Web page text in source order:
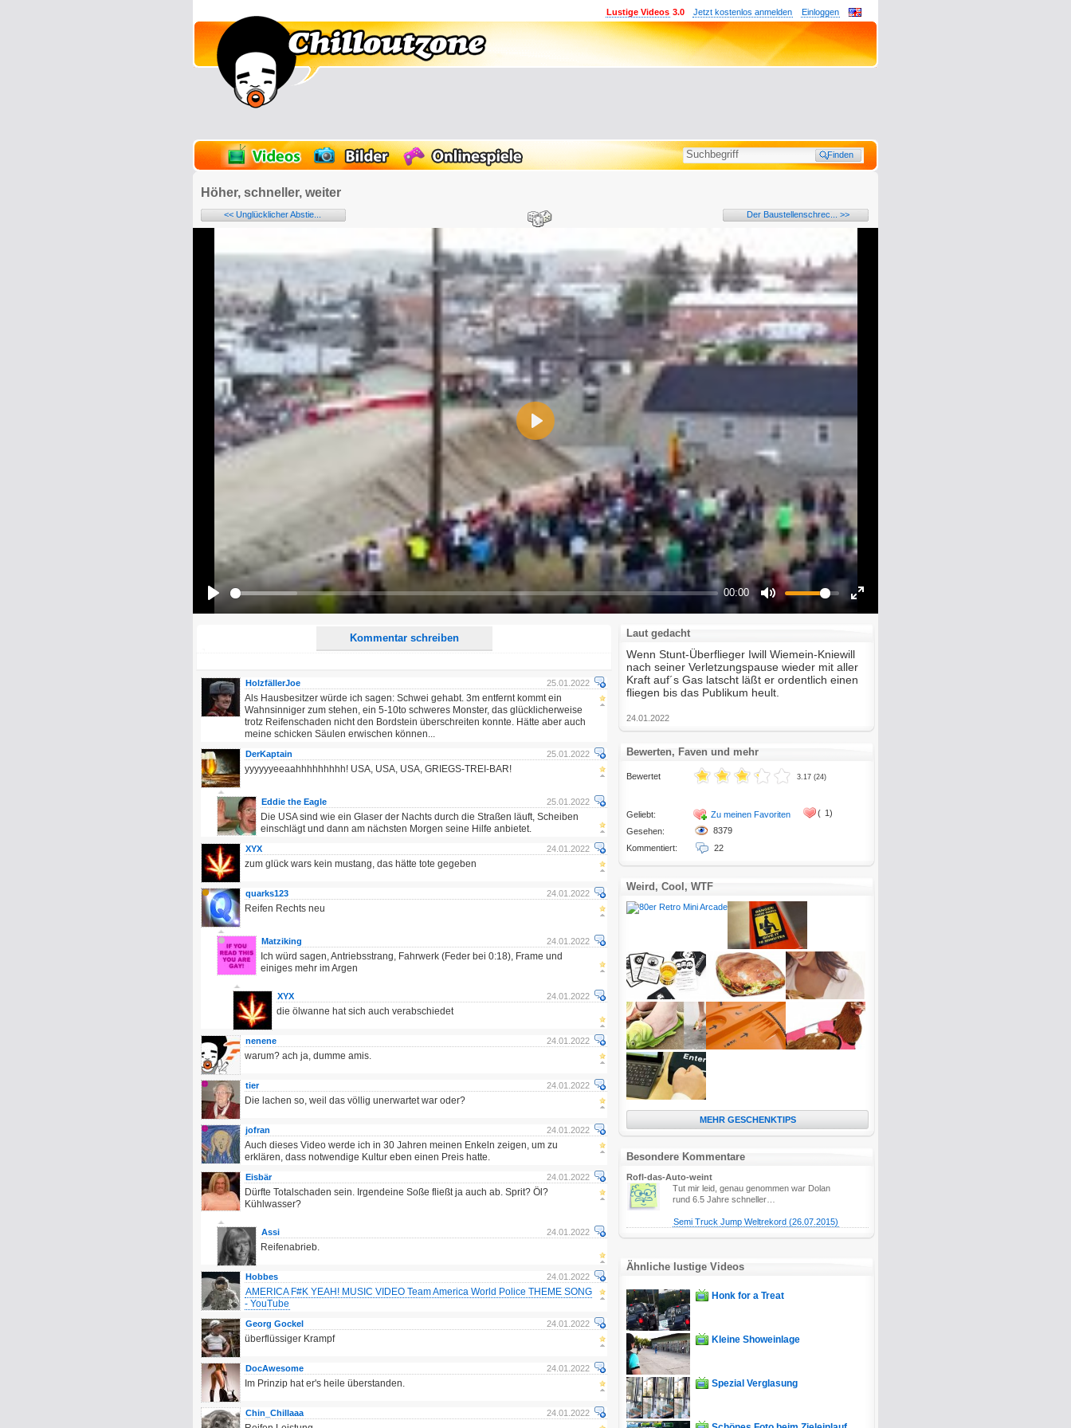
Einloggen
Jetzt kostenlos anmelden
Lustige Videos 3.0
Höher, schneller, weiter
<< Unglücklicher Abstie... Der Baustellenschrec... >>
00:00
Play
Kommentar schreiben
Name:
E-Mail-Adresse (optional):
Alle HTML-Tags außer <br>, <strike> und <i> werden aus Deinem Kommentar entfernt.
URLs werden automatisch umgewandelt. Bitte verwende "www." oder "http://" in URLs
Ich möchte eine E-Mail, wenn zu meinem Kommentar Antworten erscheinen.
Ich möchte eine E-Mail, wenn auf dieser Seite weitere Kommentare erscheinen.
25.01.2022
HolzfällerJoe
Als Hausbesitzer würde ich sagen: Schwei gehabt. 3m entfernt kommt ein
Wahnsinniger zum stehen, ein 5-10to schweres Monster, das glücklicherweise
trotz Reifenschaden nicht den Bordstein überschreiten konnte. Hätte aber auch
meine schicken Säulen erwischen können...
25.01.2022
DerKaptain
yyyyyyeeaahhhhhhhhh! USA, USA, USA, GRIEGS-TREI-BAR!
25.01.2022
Eddie the Eagle
Die USA sind wie ein Glaser der Nachts durch die Straßen läuft, Scheiben
einschlägt und dann am nächsten Morgen seine Hilfe anbietet.
24.01.2022
XYX
zum glück wars kein mustang, das hätte tote gegeben
24.01.2022
quarks123
Reifen Rechts neu
24.01.2022
Matziking
Ich würd sagen, Antriebsstrang, Fahrwerk (Feder bei 0:18), Frame und
einiges mehr im Argen
24.01.2022
XYX
die ölwanne hat sich auch verabschiedet
24.01.2022
nenene
warum? ach ja, dumme amis.
24.01.2022
tier
Die lachen so, weil das völlig unerwartet war oder?
24.01.2022
jofran
Auch dieses Video werde ich in 30 Jahren meinen Enkeln zeigen, um zu
erklären, dass notwendige Kultur eben einen Preis hatte.
24.01.2022
Eisbär
Dürfte Totalschaden sein. Irgendeine Soße fließt ja auch ab. Sprit? Öl?
Kühlwasser?
24.01.2022
Assi
Reifenabrieb.
24.01.2022
Hobbes
AMERICA F#K YEAH! MUSIC VIDEO Team America World Police THEME SONG
- YouTube
24.01.2022
Georg Gockel
überflüssiger Krampf
24.01.2022
DocAwesome
Im Prinzip hat er's heile überstanden.
24.01.2022
Chin_Chillaaa
Laut gedacht
Wenn Stunt-Überflieger Iwill Wiemein-Kniewill
nach seiner Verletzungspause wieder mit aller
Kraft auf´s Gas latscht läßt er ordentlich einen
fliegen bis das Publikum heult.
24.01.2022
Bewerten, Faven und mehr
Bewertet
Geliebt:
Gesehen:
Kommentiert:
3.17 (24)
Zu meinen Favoriten
8379
22
( 1)
Weird, Cool, WTF
MEHR GESCHENKTIPS
Besondere Kommentare
Rofl-das-Auto-weint
Tut mir leid, genau genommen war Dolan
rund 6.5 Jahre schneller…
Semi Truck Jump Weltrekord (26.07.2015)
Ähnliche lustige Videos
Honk for a Treat
Kleine Showeinlage
Spezial Verglasung